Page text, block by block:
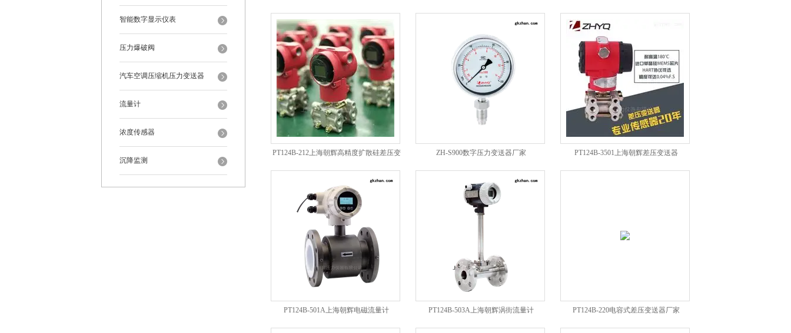
智能数字显示仪表
压力爆破阀
汽车空调压缩机压力变送器
流量计
浓度传感器
沉降监测
PT124B-212上海朝辉高精度扩散硅差压变
送器厂家
ZH-S900数字压力变送器厂家 PT124B-3501上海朝辉差压变送器
PT124B-501A上海朝辉电磁流量计 PT124B-503A上海朝辉涡街流量计 PT124B-220电容式差压变送器厂家